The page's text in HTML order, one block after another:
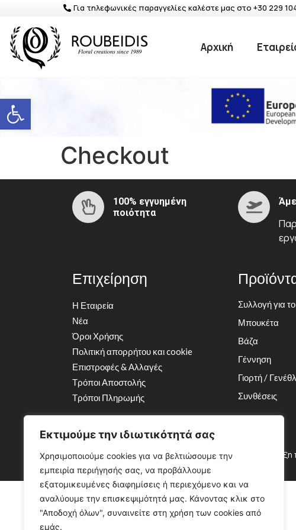
Ανοίξτε τη γραμμή εργαλείων
Εκτιμούμε την ιδιωτικότητά σας
Χρησιμοποιούμε cookies για να βελτιώσουμε την
εμπειρία περιήγησής σας, να προβάλλουμε
εξατομικευμένες διαφημίσεις ή περιεχόμενο και να
αναλύουμε την επισκεψιμότητά μας. Κάνοντας κλικ στο
"Αποδοχή όλων", συναινείτε στη χρήση των cookies από
εμάς.
Για τηλεφωνικές παραγγελίες καλέστε μας στο +30 229
Αρχική
Checkout
100% εγγυημένη
ποιότητα
Επιχείρηση
Η Εταιρεία
Νέα
Όροι Χρήσης
Πολιτική απορρήτου και cookie
Επιστροφές & Αλλαγές
Τρόποι Αποστολής
Τρόποι Πληρωμής
Συλλογή για το
Μπουκέτα
Βάζα
Γέννηση
Γιορτή /
Συνθέσεις
Με την